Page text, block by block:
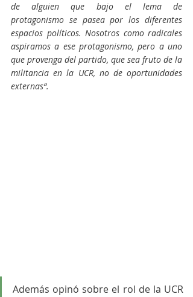
de alguien que bajo el lema de
protagonismo se pasea por los diferentes
espacios políticos. Nosotros como radicales
aspiramos a ese protagonismo, pero a uno
que provenga del partido, que sea fruto de la
militancia en la UCR, no de oportunidades
externas“.
Además opinó sobre el rol de la UCR